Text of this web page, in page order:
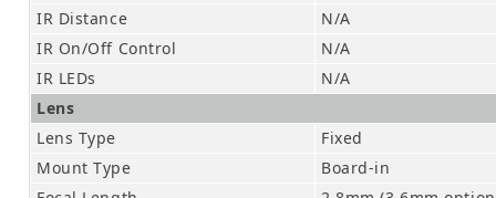
IR Distance
N/A
IR On/Off Control
N/A
IR LEDs
N/A
Lens
Lens Type
Fixed
Mount Type
Board-in